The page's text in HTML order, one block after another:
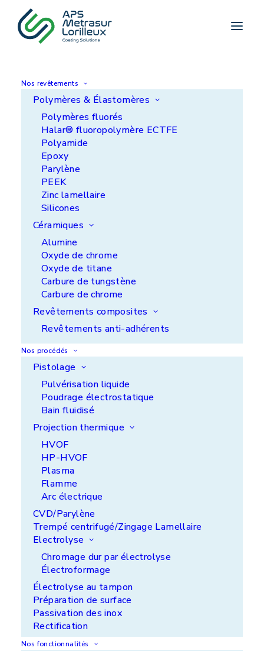
Nos revêtements
Polymères & Élastomères
Polymères fluorés
Halar® fluoropolymère ECTFE
Polyamide
Epoxy
Parylène
PEEK
Zinc lamellaire
Silicones
Céramiques
Alumine
Oxyde de chrome
Oxyde de titane
Carbure de tungstène
Carbure de chrome
Revêtements composites
Revêtements anti-adhérents
Nos procédés
Pistolage
Pulvérisation liquide
Poudrage électrostatique
Bain fluidisé
Projection thermique
HVOF
HP-HVOF
Plasma
Flamme
Arc électrique
CVD/Parylène
Trempé centrifugé/Zingage Lamellaire
Electrolyse
Chromage dur par électrolyse
Électroformage
Électrolyse au tampon
Préparation de surface
Passivation des inox
Rectification
Nos fonctionnalités
Accueil
Nouveauté électrisante : Les bornes de
ACTUALITÉ
Nouveauté électrisante
: Les bornes de
recharge sont arrivées
sur notre site
d'Aquitaine !
Après le succès de l’installation de bornes de
recharge électrique sur le site de Noisiel, nous
sommes ravis d’annoncer que ces bornes sont
désormais disponibles sur notre site d’Aquitaine.
Cela va permettre :
De favoriser la mobilité électrique
D’opter pour une flotte plus verte
De faire un pas de plus vers la durabilité
Prêts à charger ?